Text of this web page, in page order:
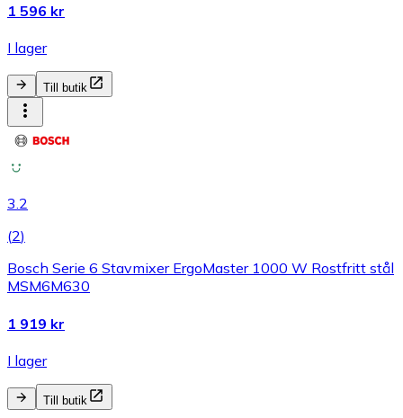
1 596 kr
I lager
Till butik
3.2
(2)
Bosch Serie 6 Stavmixer ErgoMaster 1000 W Rostfritt stål
MSM6M630
1 919 kr
I lager
Till butik